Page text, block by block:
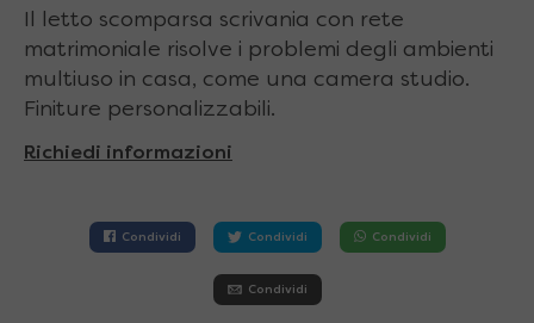
Il letto scomparsa scrivania con rete
matrimoniale risolve i problemi degli ambienti
multiuso in casa, come una camera studio.
Finiture personalizzabili.
Richiedi informazioni
Condividi Condividi Condividi
Condividi